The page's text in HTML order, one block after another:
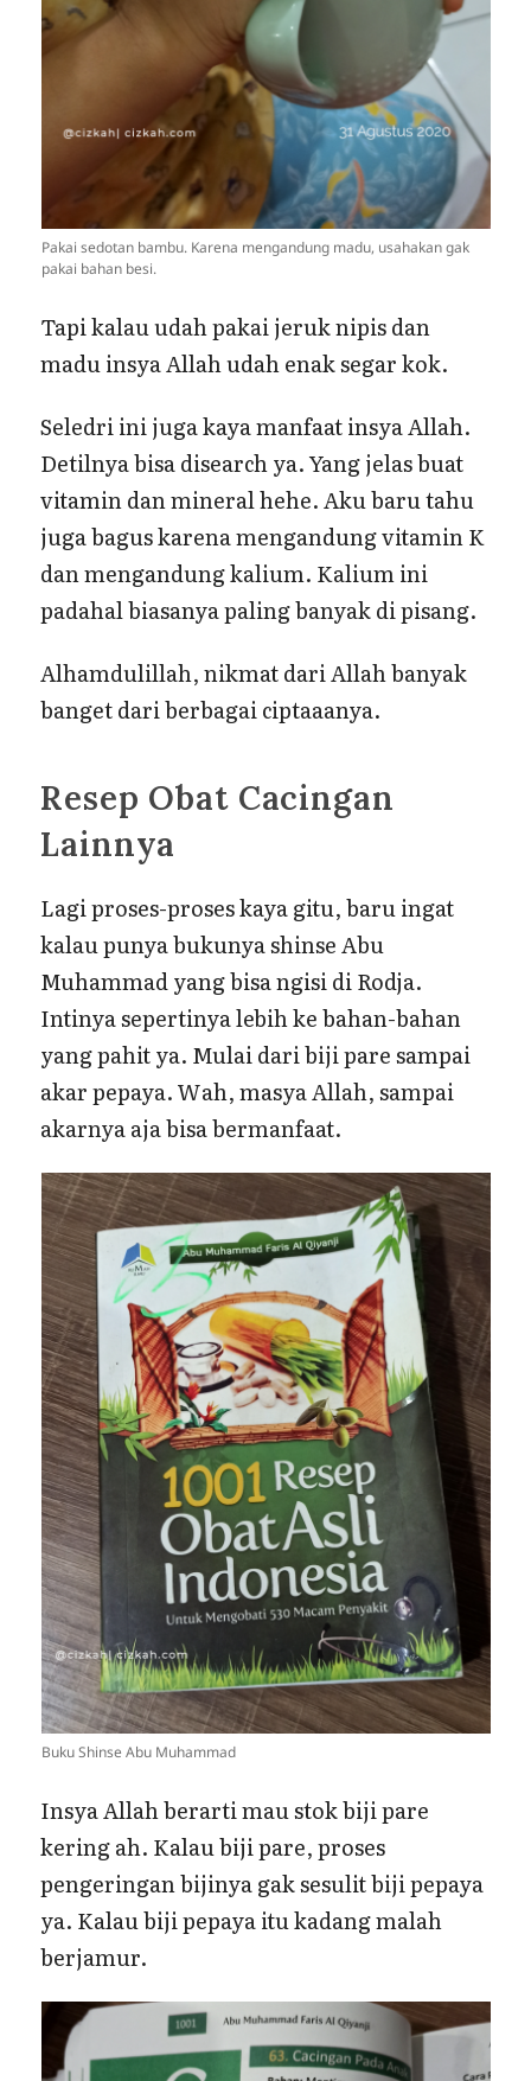
Pakai sedotan bambu. Karena mengandung madu, usahakan gak
pakai bahan besi.
Tapi kalau udah pakai jeruk nipis dan
madu insya Allah udah enak segar kok.
Seledri ini juga kaya manfaat insya Allah.
Detilnya bisa disearch ya. Yang jelas buat
vitamin dan mineral hehe. Aku baru tahu
juga bagus karena mengandung vitamin K
dan mengandung kalium. Kalium ini
padahal biasanya paling banyak di pisang.
Alhamdulillah, nikmat dari Allah banyak
banget dari berbagai ciptaaanya.
Resep Obat Cacingan
Lainnya
Lagi proses-proses kaya gitu, baru ingat
kalau punya bukunya shinse Abu
Muhammad yang bisa ngisi di Rodja.
Intinya sepertinya lebih ke bahan-bahan
yang pahit ya. Mulai dari biji pare sampai
akar pepaya. Wah, masya Allah, sampai
akarnya aja bisa bermanfaat.
Buku Shinse Abu Muhammad
Insya Allah berarti mau stok biji pare
kering ah. Kalau biji pare, proses
pengeringan bijinya gak sesulit biji pepaya
ya. Kalau biji pepaya itu kadang malah
berjamur.